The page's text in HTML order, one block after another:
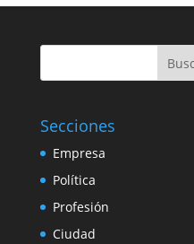
Secciones
Empresa
Política
Profesión
Ciudad